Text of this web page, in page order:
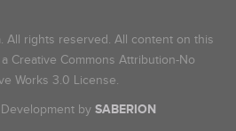
All rights reserved. All content on this
Creative Commons Attribution-No
Works 3.0 License.
by SABERION